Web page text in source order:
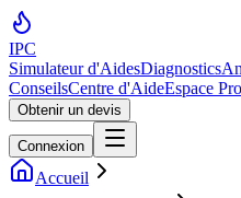
IPC
Simulateur d'AidesDiagnostics
ConseilsCentre d'AideEspace Pro
Obtenir un devis
Connexion
Accueil